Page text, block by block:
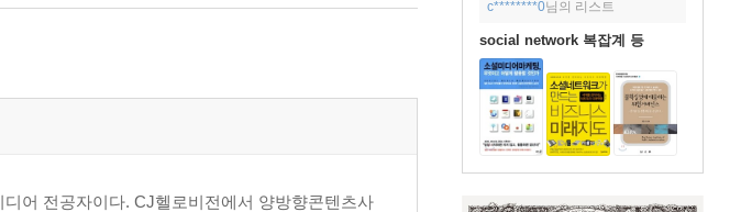
c********0님의 리스트
social network 복잡계 등
어 전공자이다. CJ헬로비전에서 양방향콘텐츠사